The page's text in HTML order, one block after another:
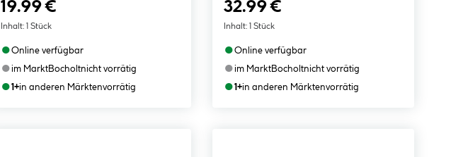
19.99 €
Inhalt: 1 Stück
●Online verfügbar
●im MarktBocholtnicht vorrätig
●1+in anderen Märktenvorrätig
32.99 €
Inhalt: 1 Stück
●Online verfügbar
●im MarktBocholtnicht vorrätig
●1+in anderen Märktenvorrätig